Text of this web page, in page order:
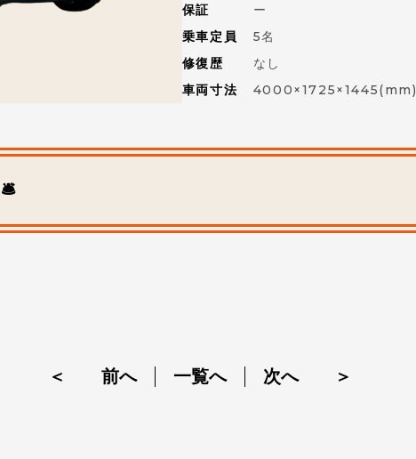
保証
乗車定員
修復歴
車両寸法
ー
5名
なし
4000×1725×1445(mm)
🛎
＜ 前へ 一覧へ 次へ ＞